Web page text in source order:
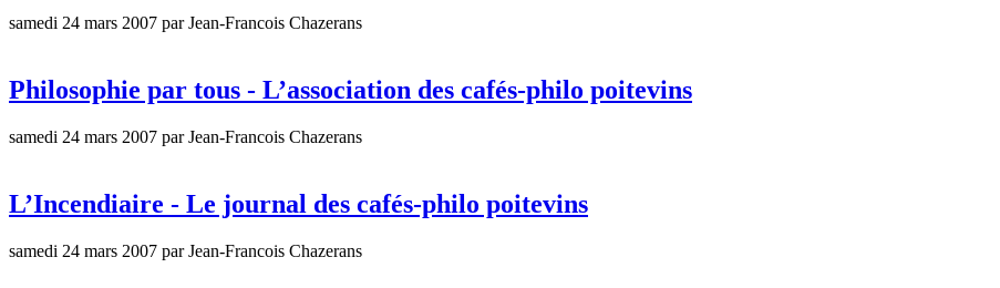
samedi 24 mars 2007 par Jean-Francois Chazerans
Philosophie par tous - L’association des cafés-philo poitevins
samedi 24 mars 2007 par Jean-Francois Chazerans
L’Incendiaire - Le journal des cafés-philo poitevins
samedi 24 mars 2007 par Jean-Francois Chazerans